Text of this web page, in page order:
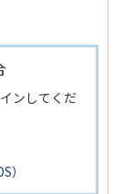
ンしてくだ
）